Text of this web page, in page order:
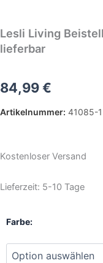
Lesli Living
lieferbar
84,99€
Artikelnummer: 41085-1
Kostenloser Versand
Lieferzeit: 5-10 Tage
Farbe:
Living
Rafael